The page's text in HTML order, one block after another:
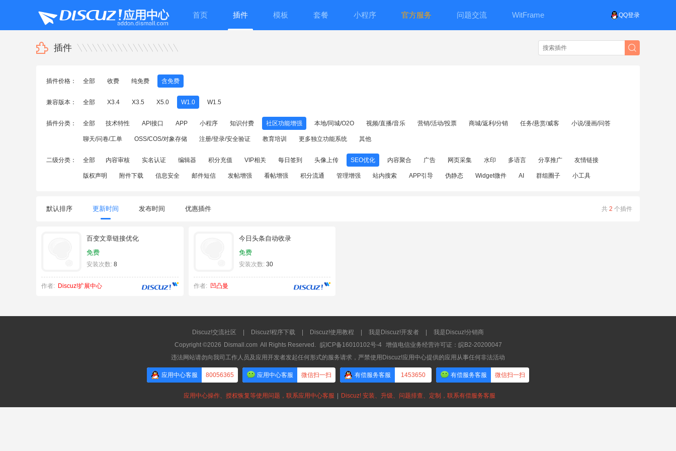
QQ登录
首页 插件 模板 套餐 小程序 官方服务 问题交流 WitFrame
插件
插件价格： 全部 收费 纯免费 含免费
兼容版本： 全部 X3.4 X3.5 X5.0 W1.0 W1.5
插件分类： 全部 技术特性 API接口 APP 小程序 知识付费 社区功能增强 本地/同城/O2O 视频/直播/音乐 营销/活动/投票 商城/返利/分销 任务/悬赏/威客 小说/漫画/问答
聊天/问卷/工单 OSS/COS/对象存储 注册/登录/安全验证 教育培训 更多独立功能系统 其他
二级分类： 全部 内容审核 实名认证 编辑器 积分充值 VIP相关 每日签到 头像上传 SEO优化 内容聚合 广告 网页采集 水印 多语言 分享推广 友情链接
版权声明 附件下载 信息安全 邮件短信 发帖增强 看帖增强 积分流通 管理增强 站内搜索 APP引导 伪静态 Widget微件 AI 群组圈子 小工具
共 2 个插件
默认排序 更新时间 发布时间 优惠插件
百变文章链接优化
免费
安装次数: 8
作者: Discuz!扩展中心
今日头条自动收录
免费
安装次数:30
作者: 凹凸曼
Discuz!交流社区 Discuz!程序下载 Discuz!使用教程 我是Discuz!开发者
我是Discuz!分销商
Copyright ©2026 Dismall.com All Rights Reserved. 皖ICP备16010102号-4
增值电信业务经营许可证：皖B2-20200047
违法网站请勿向我司工作人员及应用开发者发起任何形式的服务请求，严禁使用Discuz!应用中心提供的应用从事任何非法活动
应用中心客服 80056365 应用中心客服 微信扫一扫 有偿服务客服 1453650 有偿服务客服 微信扫一扫
应用中心操作、授权恢复等使用问题，联系应用中心客服 Discuz! 安装、升级、问题排查、定制，联系有偿服务客服